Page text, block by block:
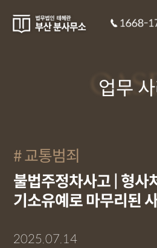
업무 사
교통범죄
불법주정차사고 | 형사
기소유예로 마무리된
2025.07.14